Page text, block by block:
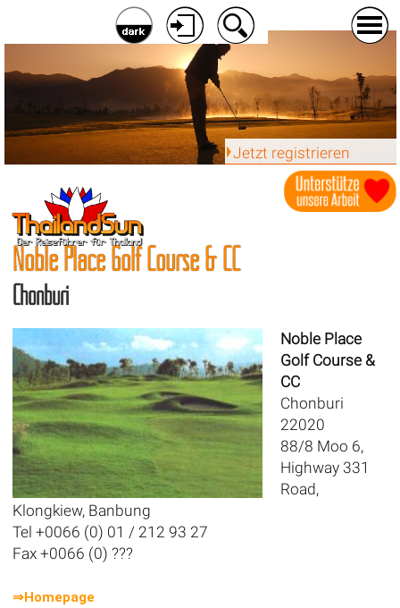
Jetzt registrieren
Noble Place Golf Course & CC
Chonburi
Noble Place
Golf Course &
CC
Chonburi
22020
88/8 Moo 6,
Highway 331
Road,
Klongkiew, Banbung
Tel +0066 (0) 01 / 212 93 27
Fax +0066 (0) ???
⇒Homepage